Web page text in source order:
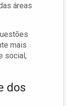
áreas
mais
social,
dos